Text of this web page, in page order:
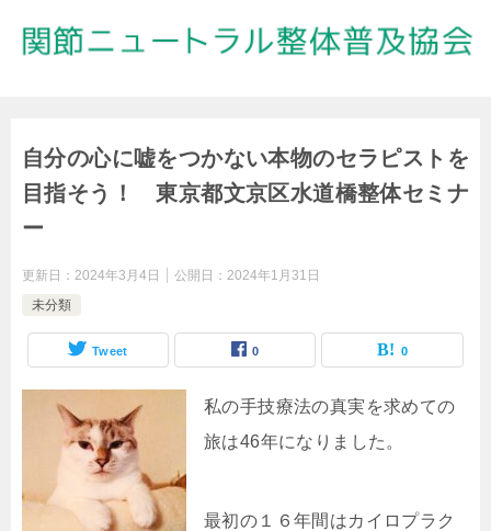
自分の心に嘘をつかない本物のセラピストを
目指そう！ 東京都文京区水道橋整体セミナ
ー
更新日： 2024年3月4日 公開日： 2024年1月31日
未分類
Tweet 0 0
私の手技療法の真実を求めての
旅は46年になりました。
最初の１６年間はカイロプラク